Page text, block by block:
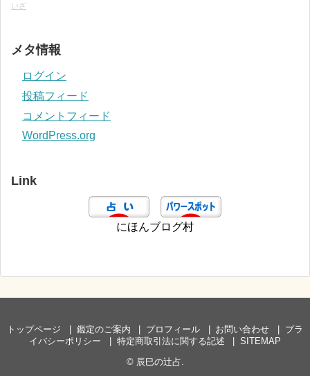
いざ
メタ情報
ログイン
投稿フィード
コメントフィード
WordPress.org
Link
にほんブログ村
トップページ 鑑定のご案内 プロフィール お問い合わせ
プラ
イバシーポリシー
特定商取引法に関する記述
SITEMAP
© 辰巳の辻占